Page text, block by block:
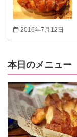
2016年7月12日
本日のメニュー